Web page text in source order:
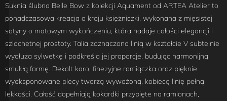
Suknia ślubna Belle Bow z kolekcji Aquament od ARTEA Atelier to
ponadczasowa kreacja o kroju księżniczki, wykonana z mięsistej
satyny o matowym wykończeniu, która nadaje całości elegancji i
szlachetnej prostoty. Talia zaznaczona linią w kształcie V subtelnie
wydłuża sylwetkę i podkreśla jej proporcje, budując harmonijną,
smukłą formę. Dekolt karo, finezyjne ramiączka oraz pięknie
wyeksponowane plecy tworzą wyważoną, kobiecą linię pełną
lekkości. Całość dopełniają kokardki przypięte na ramionach,